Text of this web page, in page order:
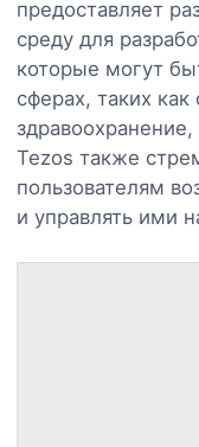
предоставляет
среду для
которые могут
сферах, таких
Tezos также
пользователям
и управлять ими